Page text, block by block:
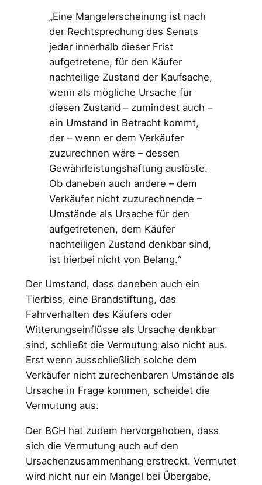
„Eine Mangelerscheinung ist nach
der Rechtsprechung des Senats
jeder innerhalb dieser Frist
aufgetretene, für den Käufer
nachteilige Zustand der Kaufsache,
wenn als mögliche Ursache für
diesen Zustand – zumindest auch –
ein Umstand in Betracht kommt,
der – wenn er dem Verkäufer
zuzurechnen wäre – dessen
Gewährleistungshaftung auslöste.
Ob daneben auch andere – dem
Verkäufer nicht zuzurechnende –
Umstände als Ursache für den
aufgetretenen, dem Käufer
nachteiligen Zustand denkbar sind,
ist hierbei nicht von Belang.“
Der Umstand, dass daneben auch ein
Tierbiss, eine Brandstiftung, das
Fahrverhalten des Käufers oder
Witterungseinflüsse als Ursache denkbar
sind, schließt die Vermutung also nicht aus.
Erst wenn ausschließlich solche dem
Verkäufer nicht zurechenbaren Umstände als
Ursache in Frage kommen, scheidet die
Vermutung aus.
Der BGH hat zudem hervorgehoben, dass
sich die Vermutung auch auf den
Ursachenzusammenhang erstreckt. Vermutet
wird nicht nur ein Mangel bei Übergabe,